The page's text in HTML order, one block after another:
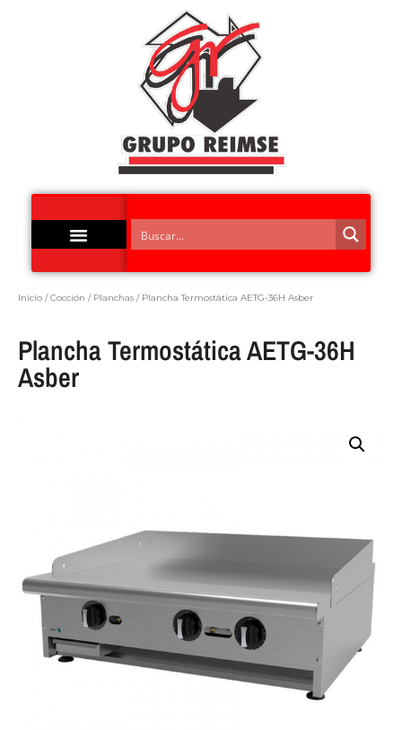
Inicio /Cocción / Planchas / Plancha Termostática AETG-36H Asber
Plancha Termostática AETG-36H
Asber